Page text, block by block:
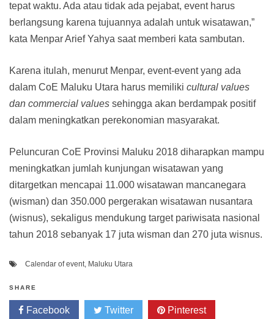
tepat waktu. Ada atau tidak ada pejabat, event harus
berlangsung karena tujuannya adalah untuk wisatawan,”
kata Menpar Arief Yahya saat memberi kata sambutan.
Karena itulah, menurut Menpar, event-event yang ada
dalam CoE Maluku Utara harus memiliki cultural values
dan commercial values sehingga akan berdampak positif
dalam meningkatkan perekonomian masyarakat.
Peluncuran CoE Provinsi Maluku 2018 diharapkan mampu
meningkatkan jumlah kunjungan wisatawan yang
ditargetkan mencapai 11.000 wisatawan mancanegara
(wisman) dan 350.000 pergerakan wisatawan nusantara
(wisnus), sekaligus mendukung target pariwisata nasional
tahun 2018 sebanyak 17 juta wisman dan 270 juta wisnus.
Calendar of event, Maluku Utara
SHARE
Facebook Twitter Pinterest